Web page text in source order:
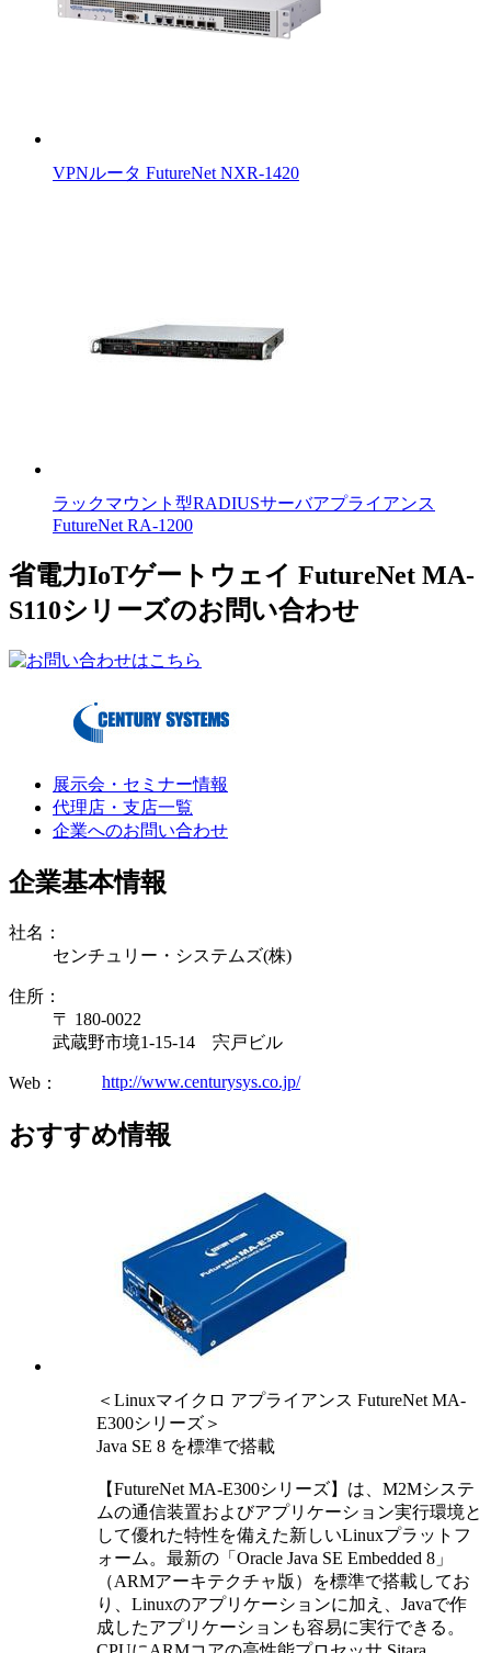
VPNルータ FutureNet NXR-1420
ラックマウント型RADIUSサーバアプライアンス
FutureNet RA-1200
省電力IoTゲートウェイ FutureNet MA-
S110シリーズのお問い合わせ
展示会・セミナー情報
代理店・支店一覧
企業へのお問い合わせ
企業基本情報
社名：
センチュリー・システムズ(株)
住所：
〒 180-0022
武蔵野市境1-15-14 宍戸ビル
Web： http://www.centurysys.co.jp/
おすすめ情報
＜Linuxマイクロ アプライアンス FutureNet MA-
E300シリーズ＞
Java SE 8 を標準で搭載
【FutureNet MA-E300シリーズ】は、M2Mシステ
ムの通信装置およびアプリケーション実行環境と
して優れた特性を備えた新しいLinuxプラットフ
ォーム。最新の「Oracle Java SE Embedded 8」
（ARMアーキテクチャ版）を標準で搭載してお
り、Linuxのアプリケーションに加え、Javaで作
成したアプリケーションも容易に実行できる。